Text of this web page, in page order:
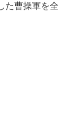
た曹操軍を全